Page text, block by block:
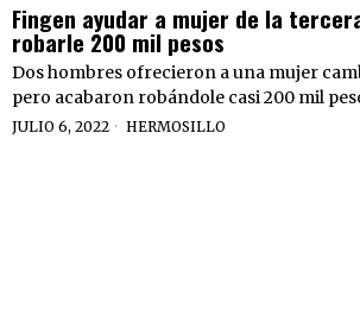
Fingen ayudar a mujer de la
robarle 200 mil pesos
Dos hombres ofrecieron a una mujer
pero acabaron robándole casi 200 mil
JULIO 6, 2022 HERMOSILLO